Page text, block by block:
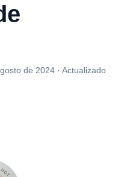
de 2024 · Actualizado